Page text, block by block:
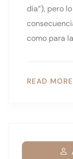
día”), pero
como para
READ MORE